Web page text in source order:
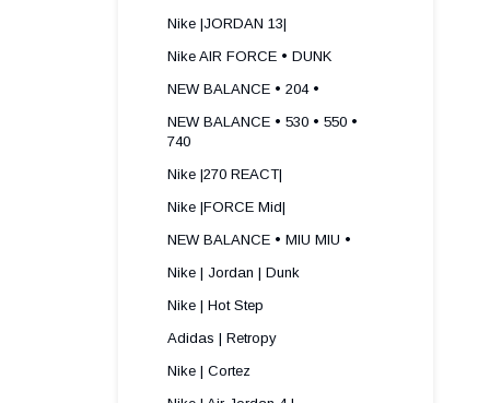
Nike |JORDAN 13|
Nike AIR FORCE • DUNK
NEW BALANCE • 204 •
NEW BALANCE • 530 • 550 •
740
Nike |270 REACT|
Nike |FORCE Mid|
NEW BALANCE • MIU MIU •
Nike | Jordan | Dunk
Nike | Hot Step
Adidas | Retropy
Nike | Cortez